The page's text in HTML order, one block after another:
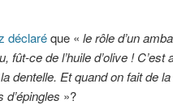
déclaréque « le rôle d’un
fût-ce de l’huile d’olive ! C’est
dentelle. Et quand on fait de
»?